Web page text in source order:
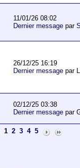
11/01/26 08:02
Dernier messagepar
26/12/25 16:19
Dernier messagepar
02/12/25 03:38
Dernier messagepar
1 2 3 4 5